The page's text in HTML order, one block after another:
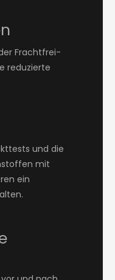
Frachtfrei-
reduzierte
und die
mit
ein